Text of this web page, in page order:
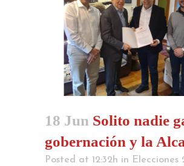
18 Jun Solito nadie
gobernación y la
Posted at 12:32h in Elecciones